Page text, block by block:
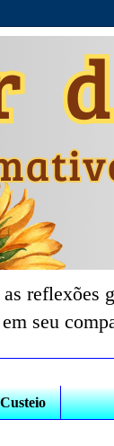
reflexões
seu